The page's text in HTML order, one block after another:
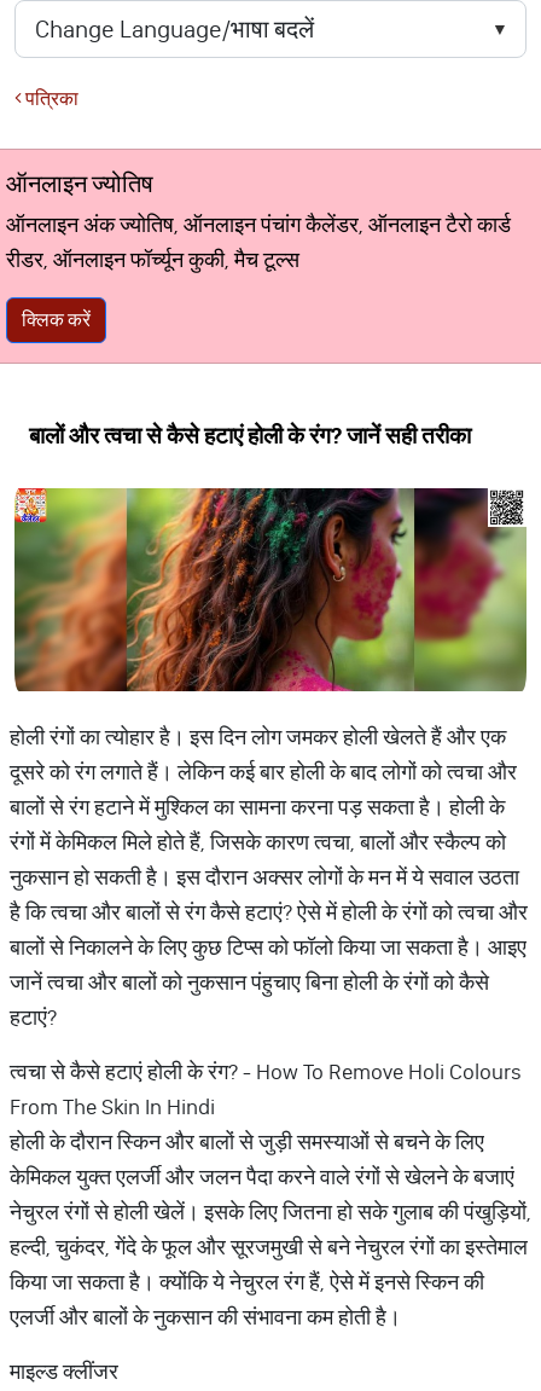
पत्रिका
ऑनलाइन ज्योतिष
ऑनलाइन अंक ज्योतिष, ऑनलाइन पंचांग कैलेंडर, ऑनलाइन टैरो कार्ड
रीडर, ऑनलाइन फॉर्च्यून कुकी, मैच टूल्स
क्लिक करें
बालों और त्वचा से कैसे हटाएं होली के रंग? जानें सही तरीका
होली रंगों का त्योहार है। इस दिन लोग जमकर होली खेलते हैं और एक
दूसरे को रंग लगाते हैं। लेकिन कई बार होली के बाद लोगों को त्वचा और
बालों से रंग हटाने में मुश्किल का सामना करना पड़ सकता है। होली के
रंगों में केमिकल मिले होते हैं, जिसके कारण त्वचा, बालों और स्कैल्प को
नुकसान हो सकती है। इस दौरान अक्सर लोगों के मन में ये सवाल उठता
है कि त्वचा और बालों से रंग कैसे हटाएं? ऐसे में होली के रंगों को त्वचा और
बालों से निकालने के लिए कुछ टिप्स को फॉलो किया जा सकता है। आइए
जानें त्वचा और बालों को नुकसान पंहुचाए बिना होली के रंगों को कैसे
हटाएं?
त्वचा से कैसे हटाएं होली के रंग? - How To Remove Holi Colours
From The Skin In Hindi
होली के दौरान स्किन और बालों से जुड़ी समस्याओं से बचने के लिए
केमिकल युक्त एलर्जी और जलन पैदा करने वाले रंगों से खेलने के बजाएं
नेचुरल रंगों से होली खेलें। इसके लिए जितना हो सके गुलाब की पंखुड़ियों,
हल्दी, चुकंदर, गेंदे के फूल और सूरजमुखी से बने नेचुरल रंगों का इस्तेमाल
किया जा सकता है। क्योंकि ये नेचुरल रंग हैं, ऐसे में इनसे स्किन की
एलर्जी और बालों के नुकसान की संभावना कम होती है।
माइल्ड क्लींजर